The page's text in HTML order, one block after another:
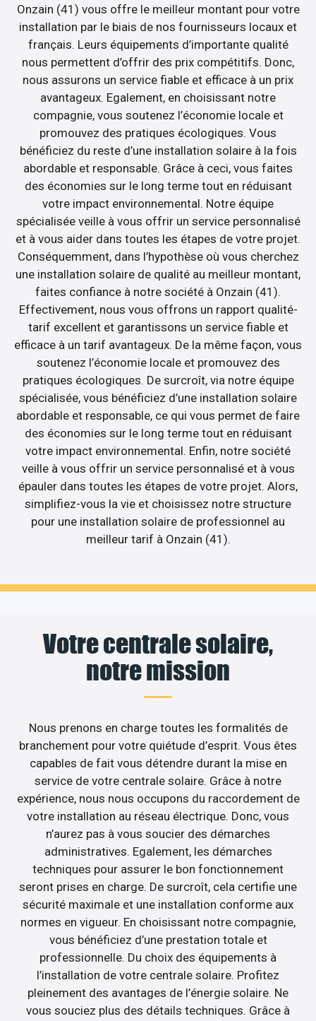
Onzain (41) vous offre le meilleur montant pour votre
installation par le biais de nos fournisseurs locaux et
français. Leurs équipements d’importante qualité
nous permettent d’offrir des prix compétitifs. Donc,
nous assurons un service fiable et efficace à un prix
avantageux. Egalement, en choisissant notre
compagnie, vous soutenez l’économie locale et
promouvez des pratiques écologiques. Vous
bénéficiez du reste d’une installation solaire à la fois
abordable et responsable. Grâce à ceci, vous faites
des économies sur le long terme tout en réduisant
votre impact environnemental. Notre équipe
spécialisée veille à vous offrir un service personnalisé
et à vous aider dans toutes les étapes de votre projet.
Conséquemment, dans l’hypothèse où vous cherchez
une installation solaire de qualité au meilleur montant,
faites confiance à notre société à Onzain (41).
Effectivement, nous vous offrons un rapport qualité-
tarif excellent et garantissons un service fiable et
efficace à un tarif avantageux. De la même façon, vous
soutenez l’économie locale et promouvez des
pratiques écologiques. De surcroît, via notre équipe
spécialisée, vous bénéficiez d’une installation solaire
abordable et responsable, ce qui vous permet de faire
des économies sur le long terme tout en réduisant
votre impact environnemental. Enfin, notre société
veille à vous offrir un service personnalisé et à vous
épauler dans toutes les étapes de votre projet. Alors,
simplifiez-vous la vie et choisissez notre structure
pour une installation solaire de professionnel au
meilleur tarif à Onzain (41).
Votre centrale solaire,
notre mission
Nous prenons en charge toutes les formalités de
branchement pour votre quiétude d’esprit. Vous êtes
capables de fait vous détendre durant la mise en
service de votre centrale solaire. Grâce à notre
expérience, nous nous occupons du raccordement de
votre installation au réseau électrique. Donc, vous
n’aurez pas à vous soucier des démarches
administratives. Egalement, les démarches
techniques pour assurer le bon fonctionnement
seront prises en charge. De surcroît, cela certifie une
sécurité maximale et une installation conforme aux
normes en vigueur. En choisissant notre compagnie,
vous bénéficiez d’une prestation totale et
professionnelle. Du choix des équipements à
l’installation de votre centrale solaire. Profitez
pleinement des avantages de l’énergie solaire. Ne
vous souciez plus des détails techniques. Grâce à